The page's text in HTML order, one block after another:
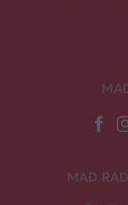
MAD